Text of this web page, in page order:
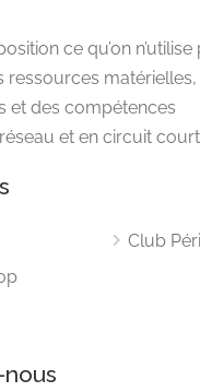
ce qu’on
ressources
et des compétences
et en circuit court
Club